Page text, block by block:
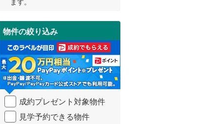
受
け
取
る
・
条
件
を
イ
ペ
物件の絞り込み
成約プレゼント対象物件
見学予約できる物件
朝倉市(3)
那珂川市(3)
糟屋郡志免町(8)
糟屋郡久山町(2)
遠賀郡水巻町
鞍手郡小竹町(5)
南道路（0）